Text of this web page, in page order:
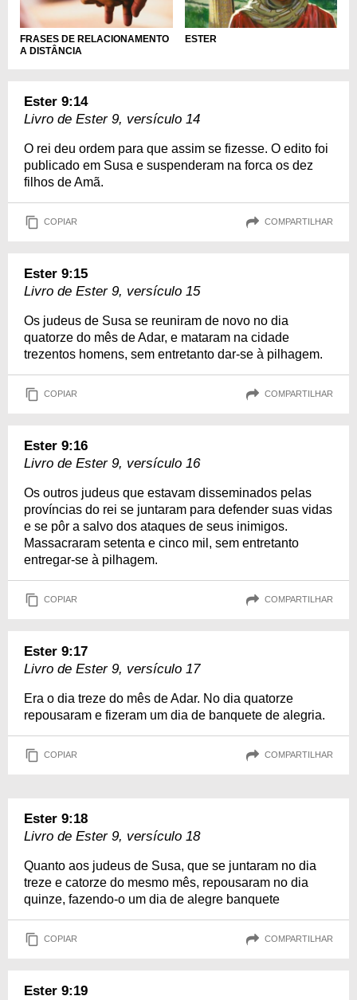
FRASES DE RELACIONAMENTO
A DISTÂNCIA
ESTER
Ester 9:14
Livro de Ester 9, versículo 14
O rei deu ordem para que assim se fizesse. O edito foi
publicado em Susa e suspenderam na forca os dez
filhos de Amã.
COPIAR COMPARTILHAR
Ester 9:15
Livro de Ester 9, versículo 15
Os judeus de Susa se reuniram de novo no dia
quatorze do mês de Adar, e mataram na cidade
trezentos homens, sem entretanto dar-se à pilhagem.
COPIAR COMPARTILHAR
Ester 9:16
Livro de Ester 9, versículo 16
Os outros judeus que estavam disseminados pelas
províncias do rei se juntaram para defender suas vidas
e se pôr a salvo dos ataques de seus inimigos.
Massacraram setenta e cinco mil, sem entretanto
entregar-se à pilhagem.
COPIAR COMPARTILHAR
Ester 9:17
Livro de Ester 9, versículo 17
Era o dia treze do mês de Adar. No dia quatorze
repousaram e fizeram um dia de banquete de alegria.
COPIAR COMPARTILHAR
Ester 9:18
Livro de Ester 9, versículo 18
Quanto aos judeus de Susa, que se juntaram no dia
treze e catorze do mesmo mês, repousaram no dia
quinze, fazendo-o um dia de alegre banquete
COPIAR COMPARTILHAR
Ester 9:19